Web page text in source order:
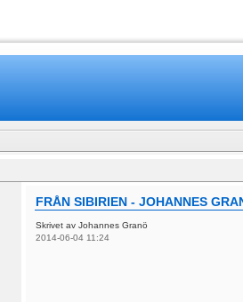
FRÅN SIBIRIEN - JOHANNES
Skrivet av Johannes Granö
2014-06-04 11:24